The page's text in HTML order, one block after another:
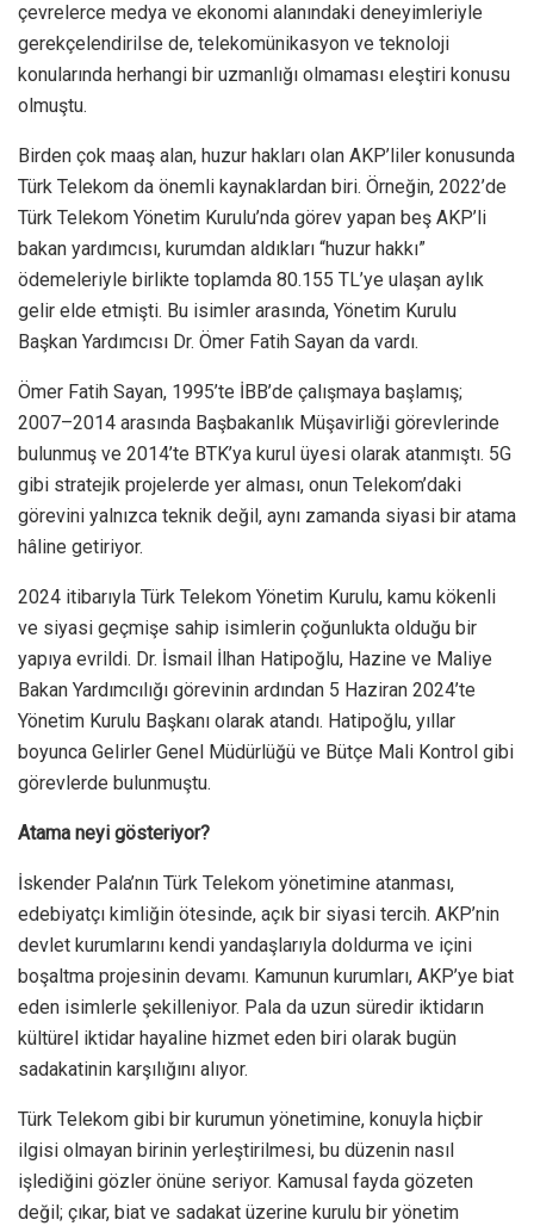
çevrelerce medya ve ekonomi alanındaki deneyimleriyle
gerekçelendirilse de, telekomünikasyon ve teknoloji
konularında herhangi bir uzmanlığı olmaması eleştiri konusu
olmuştu.
Birden çok maaş alan, huzur hakları olan AKP’liler konusunda
Türk Telekom da önemli kaynaklardan biri. Örneğin, 2022’de
Türk Telekom Yönetim Kurulu’nda görev yapan beş AKP’li
bakan yardımcısı, kurumdan aldıkları “huzur hakkı”
ödemeleriyle birlikte toplamda 80.155 TL’ye ulaşan aylık
gelir elde etmişti. Bu isimler arasında, Yönetim Kurulu
Başkan Yardımcısı Dr. Ömer Fatih Sayan da vardı.
Ömer Fatih Sayan, 1995’te İBB’de çalışmaya başlamış;
2007–2014 arasında Başbakanlık Müşavirliği görevlerinde
bulunmuş ve 2014’te BTK’ya kurul üyesi olarak atanmıştı. 5G
gibi stratejik projelerde yer alması, onun Telekom’daki
görevini yalnızca teknik değil, aynı zamanda siyasi bir atama
hâline getiriyor.
2024 itibarıyla Türk Telekom Yönetim Kurulu, kamu kökenli
ve siyasi geçmişe sahip isimlerin çoğunlukta olduğu bir
yapıya evrildi. Dr. İsmail İlhan Hatipoğlu, Hazine ve Maliye
Bakan Yardımcılığı görevinin ardından 5 Haziran 2024’te
Yönetim Kurulu Başkanı olarak atandı. Hatipoğlu, yıllar
boyunca Gelirler Genel Müdürlüğü ve Bütçe Mali Kontrol gibi
görevlerde bulunmuştu.
Atama neyi gösteriyor?
İskender Pala’nın Türk Telekom yönetimine atanması,
edebiyatçı kimliğin ötesinde, açık bir siyasi tercih. AKP’nin
devlet kurumlarını kendi yandaşlarıyla doldurma ve içini
boşaltma projesinin devamı. Kamunun kurumları, AKP’ye biat
eden isimlerle şekilleniyor. Pala da uzun süredir iktidarın
kültürel iktidar hayaline hizmet eden biri olarak bugün
sadakatinin karşılığını alıyor.
Türk Telekom gibi bir kurumun yönetimine, konuyla hiçbir
ilgisi olmayan birinin yerleştirilmesi, bu düzenin nasıl
işlediğini gözler önüne seriyor. Kamusal fayda gözeten
değil; çıkar, biat ve sadakat üzerine kurulu bir yönetim